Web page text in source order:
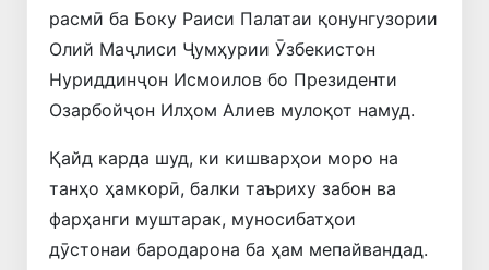
расмӣ ба Боку Раиси Палатаи қонунгузории
Олий Маҷлиси Ҷумҳурии Ӯзбекистон
Нуриддинҷон Исмоилов бо Президенти
Озарбойҷон Илҳом Алиев мулоқот намуд.
Қайд карда шуд, ки кишварҳои моро на
танҳо ҳамкорӣ, балки таъриху забон ва
фарҳанги муштарак, муносибатҳои
дӯстонаи бародарона ба ҳам мепайвандад.